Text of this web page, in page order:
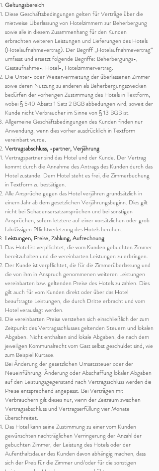
Geltungsbereich
Diese Geschäftsbedingungen gelten für Verträge über die
mietweise Überlassung von Hotelzimmern zur Beherbergung
sowie alle in diesem Zusammenhang für den Kunden
erbrachten weiteren Leistungen und Lieferungen des Hotels
(Hotelaufnahmevertrag). Der Begriff „Hotelaufnahmevertrag“
umfasst und ersetzt folgende Begriffe: Beherbergungs-,
Gastaufnahme-, Hotel-, Hotelzimmervertrag.
Die Unter- oder Weitervermietung der überlassenen Zimmer
sowie deren Nutzung zu anderen als Beherbergungszwecken
bedürfen der vorherigen Zustimmung des Hotels in Textform,
wobei § 540 Absatz 1 Satz 2 BGB abbedungen wird, soweit der
Kunde nicht Verbraucher im Sinne von § 13 BGB ist.
Allgemeine Geschäftsbedingungen des Kunden finden nur
Anwendung, wenn dies vorher ausdrücklich in Textform
vereinbart wurde.
Vertragsabschluss, -partner, Verjährung
Vertragspartner sind das Hotel und der Kunde. Der Vertrag
kommt durch die Annahme des Antrags des Kunden durch das
Hotel zustande. Dem Hotel steht es frei, die Zimmerbuchung
in Textform zu bestätigen.
Alle Ansprüche gegen das Hotel verjähren grundsätzlich in
einem Jahr ab dem gesetzlichen Verjährungsbeginn. Dies gilt
nicht bei Schadensersatzansprüchen und bei sonstigen
Ansprüchen, sofern letztere auf einer vorsätzlichen oder grob
fahrlässigen Pflichtverletzung des Hotels beruhen.
Leistungen, Preise, Zahlung, Aufrechnung
Das Hotel ist verpflichtet, die vom Kunden gebuchten Zimmer
bereitzuhalten und die vereinbarten Leistungen zu erbringen.
Der Kunde ist verpflichtet, die für die Zimmerüberlassung und
die von ihm in Anspruch genommenen weiteren Leistungen
vereinbarten bzw. geltenden Preise des Hotels zu zahlen. Dies
gilt auch für vom Kunden direkt oder über das Hotel
beauftragte Leistungen, die durch Dritte erbracht und vom
Hotel verauslagt werden.
Die vereinbarten Preise verstehen sich einschließlich der zum
Zeitpunkt des Vertragsschlusses geltenden Steuern und lokalen
Abgaben. Nicht enthalten sind lokale Abgaben, die nach dem
jeweiligen Kommunalrecht vom Gast selbst geschuldet sind, wie
zum Beispiel Kurtaxe.
Bei Änderung der gesetzlichen Umsatzsteuer oder der
Neueinführung, Änderung oder Abschaffung lokaler Abgaben
auf den Leistungsgegenstand nach Vertragsschluss werden die
Preise entsprechend angepasst. Bei Verträgen mit
Verbrauchern gilt dieses nur, wenn der Zeitraum zwischen
Vertragsabschluss und Vertragserfüllung vier Monate
überschreitet.
Das Hotel kann seine Zustimmung zu einer vom Kunden
gewünschten nachträglichen Verringerung der Anzahl der
gebuchten Zimmer, der Leistung des Hotels oder der
Aufenthaltsdauer des Kunden davon abhängig machen, dass
sich der Preis für die Zimmer und/oder für die sonstigen